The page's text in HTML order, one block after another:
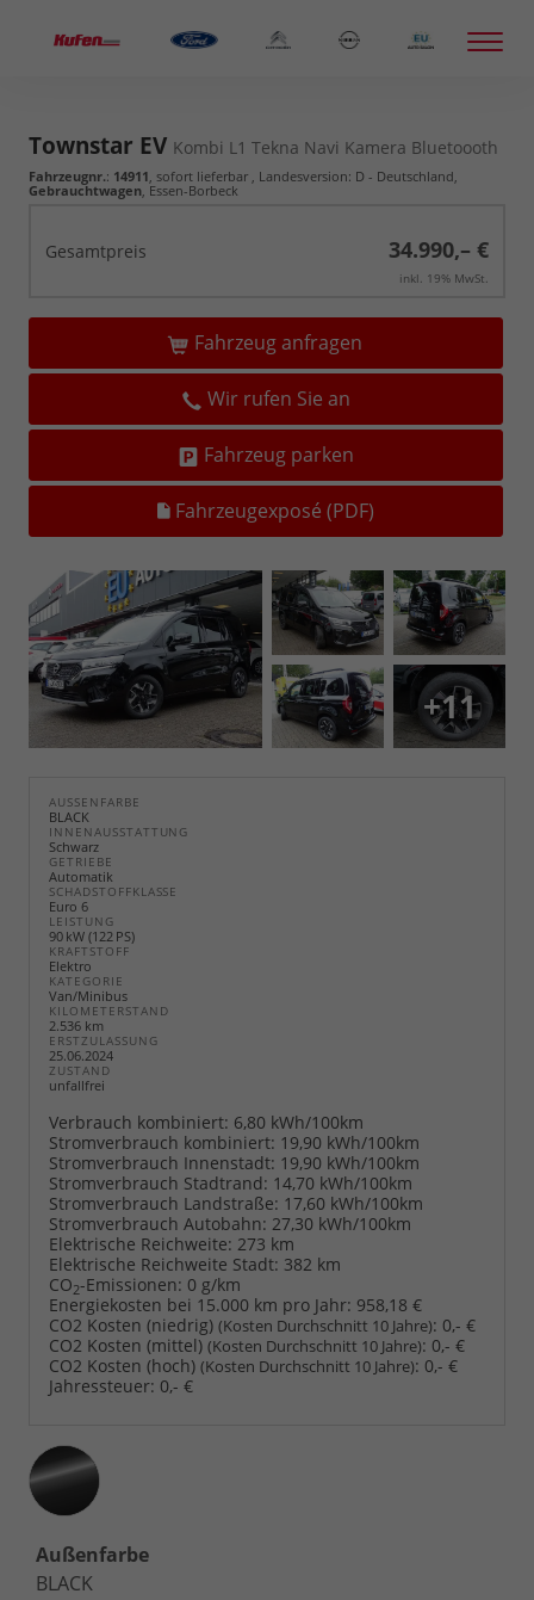
Townstar EV Kombi L1 Tekna Navi Kamera Bluetoooth
Fahrzeugnr.: 14911, sofort lieferbar , Landesversion: D - Deutschland,
Gebrauchtwagen, Essen-Borbeck
Gesamtpreis 34.990,– €
inkl. 19% MwSt.
Fahrzeug anfragen
Wir rufen Sie an
Fahrzeug parken
Fahrzeugexposé (PDF)
+11
AUSSENFARBE
BLACK
INNENAUSSTATTUNG
Schwarz
GETRIEBE
Automatik
SCHADSTOFFKLASSE
Euro 6
LEISTUNG
90 kW (122 PS)
KRAFTSTOFF
Elektro
KATEGORIE
Van/Minibus
KILOMETERSTAND
2.536 km
ERSTZULASSUNG
25.06.2024
ZUSTAND
unfallfrei
Verbrauch kombiniert: 6,80 kWh/100km
Stromverbrauch kombiniert: 19,90 kWh/100km
Stromverbrauch Innenstadt: 19,90 kWh/100km
Stromverbrauch Stadtrand: 14,70 kWh/100km
Stromverbrauch Landstraße: 17,60 kWh/100km
Stromverbrauch Autobahn: 27,30 kWh/100km
Elektrische Reichweite: 273 km
Elektrische Reichweite Stadt: 382 km
CO2-Emissionen: 0 g/km
Energiekosten bei 15.000 km pro Jahr: 958,18 €
CO2 Kosten (niedrig) (Kosten Durchschnitt 10 Jahre): 0,- €
CO2 Kosten (mittel) (Kosten Durchschnitt 10 Jahre): 0,- €
CO2 Kosten (hoch) (Kosten Durchschnitt 10 Jahre): 0,- €
Jahressteuer: 0,- €
Außenfarbe
BLACK